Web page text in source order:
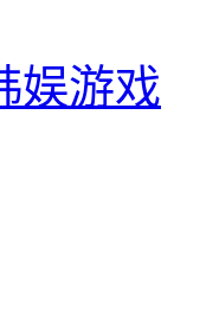
娱游戏